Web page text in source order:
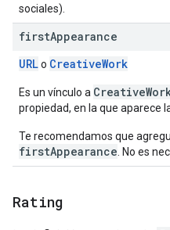
sociales).
firstAppearance
URLo CreativeWork
Es un vínculo a
propiedad, en la que aparece
Te recomendamos que
firstAppearance . No es
Rating